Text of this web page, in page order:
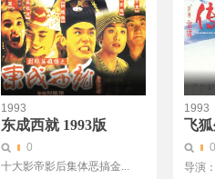
1993
东成西就 1993版
0
十大影帝影后集体恶搞金...
1993
飞
0
导演